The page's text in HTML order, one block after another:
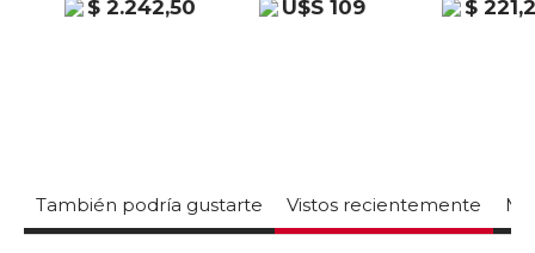
$ 2.242,50
U$S 109
$ 221,25
También podría gustarte Vistos recientemente